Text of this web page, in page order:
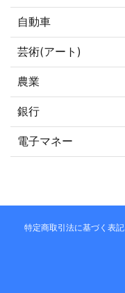
自動車
芸術(アート)
農業
銀行
電子マネー
特定商取引法に基づく表記